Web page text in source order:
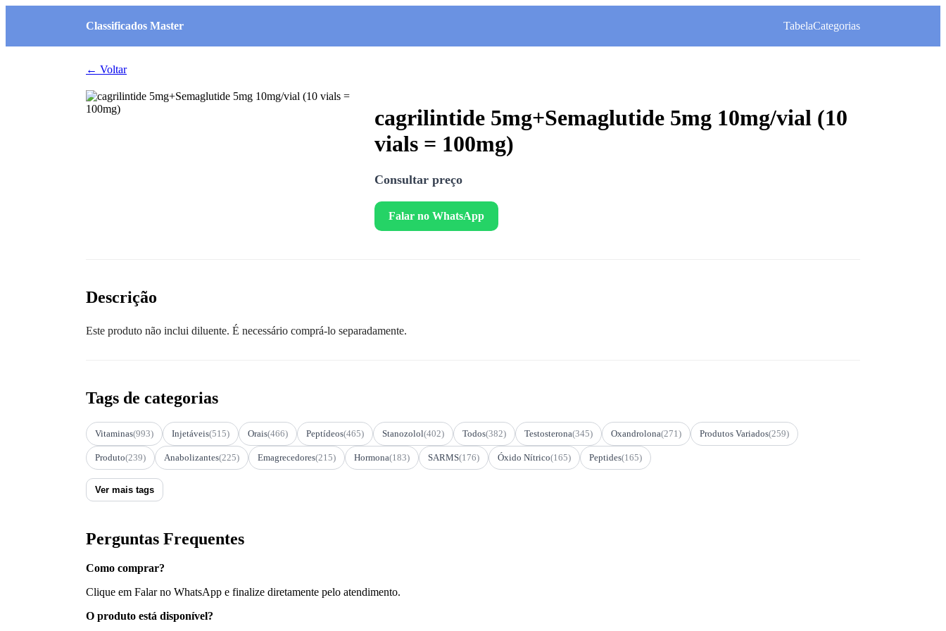
Classificados Master TabelaCategorias
← Voltar
cagrilintide 5mg+Semaglutide 5mg 10mg/vial (10
vials = 100mg)
Consultar preço
Falar no WhatsApp
Descrição
Este produto não inclui diluente. É necessário comprá-lo separadamente.
Tags de categorias
Vitaminas(993) Injetáveis(515) Orais(466) Peptídeos(465) Stanozolol(402) Todos(382) Testosterona(345) Oxandrolona(271) Produtos Variados(259)
Produto(239) Anabolizantes(225) Emagrecedores(215) Hormona(183) SARMS(176) Óxido Nítrico(165) Peptides(165)
Ver mais tags
Perguntas Frequentes
Como comprar?
Clique em Falar no WhatsApp e finalize diretamente pelo atendimento.
O produto está disponível?